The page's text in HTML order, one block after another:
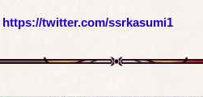
https://twitter.com/ssrkasumi1